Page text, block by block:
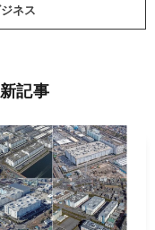
ネス
記事